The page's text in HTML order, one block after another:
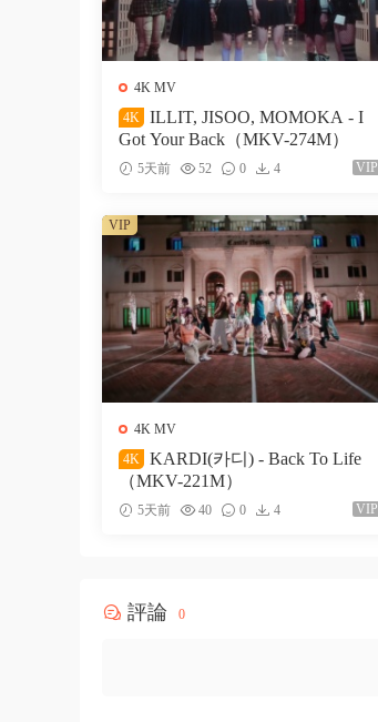
4K MV
4K
ILLIT, JISOO, MOMOKA - I
Got Your Back（MKV-274M）
5天前 52 0 4 VIP
4K MV
4K
KARDI(카디) - Back To Life
（MKV-221M）
5天前 40 0 4 VIP
VIP
評論 0